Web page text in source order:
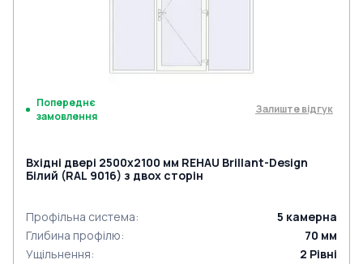
Попереднє
замовлення
Залиште відгук
Вхідні двері 2500x2100 мм REHAU Brillant-Design
Білий (RAL 9016) з двох сторін
Профільна система: 5 камерна
Глибина профілю: 70 мм
Ущільнення: 2 Рівні